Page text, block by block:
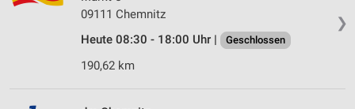
❯
09111 Chemnitz
Heute 08:30 - 18:00 Uhr |
Geschlossen
190,62 km